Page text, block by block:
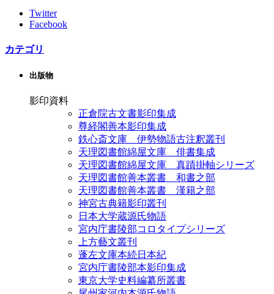
Twitter
Facebook
カテゴリ
出版物
影印資料
正倉院古文書影印集成
尊経閣善本影印集成
鉄心斎文庫 伊勢物語古注釈叢刊
天理図書館綿屋文庫 俳書集成
天理図書館綿屋文庫 真蹟掛軸シリーズ
天理図書館善本叢書 和書之部
天理図書館善本叢書 漢籍之部
神宮古典籍影印叢刊
日本大学蔵源氏物語
宮内庁書陵部コロタイプシリーズ
上方藝文叢刊
蓬左文庫本続日本紀
宮内庁書陵部本影印集成
東京大学史料編纂所叢書